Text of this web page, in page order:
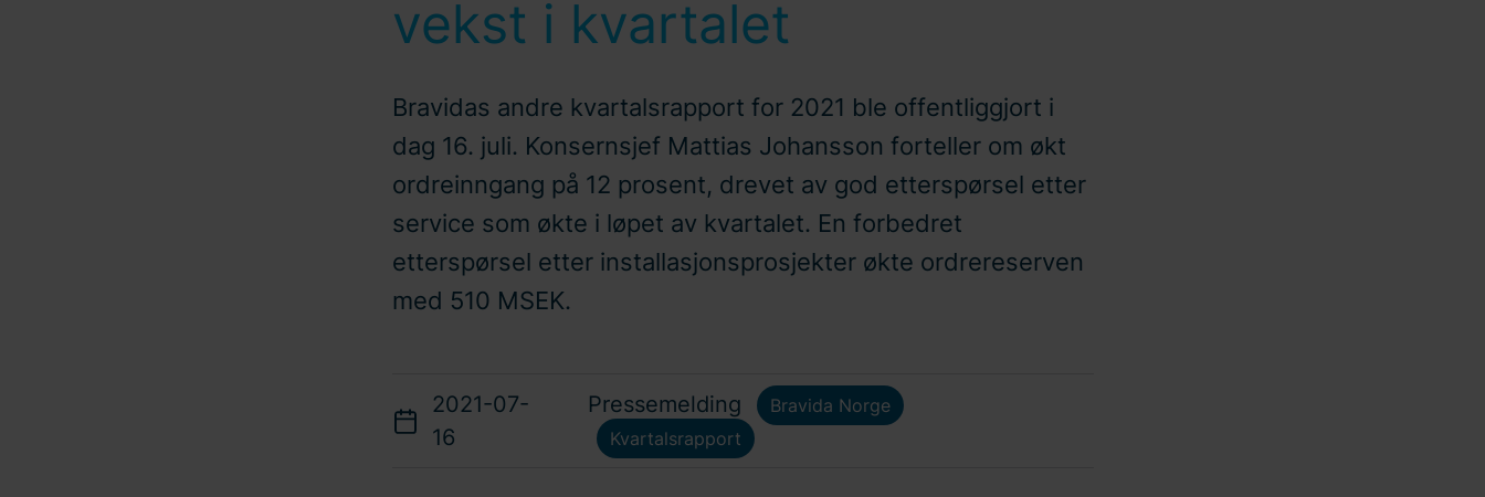
vekst i kvartalet
Bravidas andre kvartalsrapport for 2021 ble offentliggjort i
dag 16. juli. Konsernsjef Mattias Johansson forteller om økt
ordreinngang på 12 prosent, drevet av god etterspørsel etter
service som økte i løpet av kvartalet. En forbedret
etterspørsel etter installasjonsprosjekter økte ordrereserven
med 510 MSEK.
2021-07-
16
Pressemelding
Bravida Norge
Kvartalsrapport